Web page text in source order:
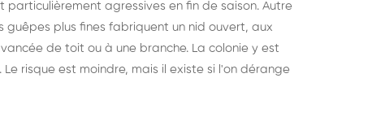
particulièrement agressives en fin de saison. Autre
guêpes plus fines fabriquent un nid ouvert, aux
de toit ou à une branche. La colonie y est
risque est moindre, mais il existe si l'on dérange